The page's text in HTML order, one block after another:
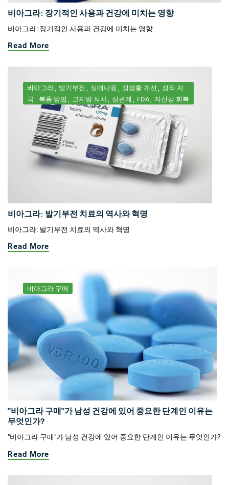
비아그라: 장기적인 사용과 건강에 미치는 영향
비아그라: 장기적인 사용과 건강에 미치는 영향
Read More
비아그라 발기부전 실데나필 성생활 개선
성적 자
극
복용 방법 고지방 식사 성관계 FDA 자신감 회복
비아그라: 발기부전 치료의 역사와 혁명
비아그라: 발기부전 치료의 역사와 혁명
Read More
비아그라 구매
"비아그라 구매"가 남성 건강에 있어 중요한 단계인 이유는
무엇인가?
"비아그라 구매"가 남성 건강에 있어 중요한 단계인 이유는 무엇인가?
Read More